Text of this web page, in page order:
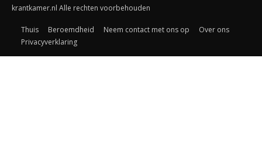
krantkamer.nl Alle rechten voorbehouden
Thuis Beroemdheid Neem contact met ons op
Over ons
Privacyverklaring